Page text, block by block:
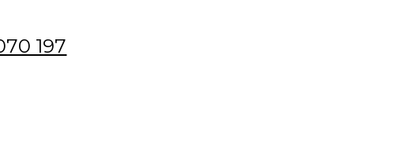
197